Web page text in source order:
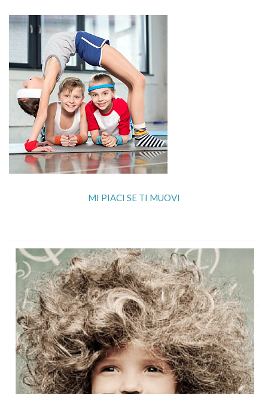
MI PIACI SE TI MUOVI